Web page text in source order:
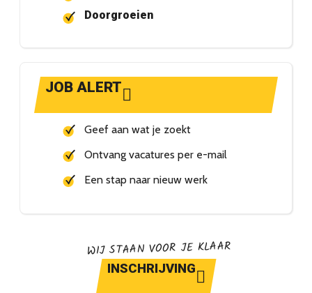
Doorgroeien
JOB ALERT
Geef aan wat je zoekt
Ontvang vacatures per e-mail
Een stap naar nieuw werk
WIJ STAAN VOOR JE KLAAR
INSCHRIJVING